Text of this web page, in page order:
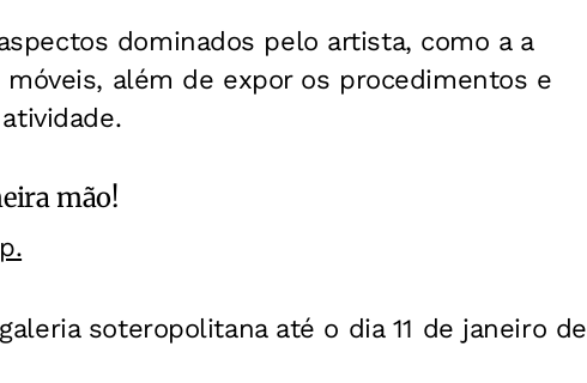
dominados pelo artista, como a a
além de expor os procedimentos e
mão!
soteropolitana até o dia 11 de janeiro de